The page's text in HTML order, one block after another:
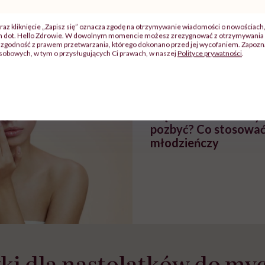
tylko
należy?". Headhunter o
zmianie pokoleniowej u
kobiet w ciąży na rynku
pracy
Instrukcja". Tym
atakach paniki.
warsztat
ekspercki
pozbyć? Co
młodzieńczy
kliknięcie „Zapisz się” oznacza zgodę na otrzymywanie wiadomości o
dot. Hello Zdrowie. W dowolnym momencie możesz zrezygnować z
zgodność z prawem przetwarzania, którego dokonano przed jej wycofaniem.
w tym o przysługujących Ci prawach, w naszejPolityce prywatności.